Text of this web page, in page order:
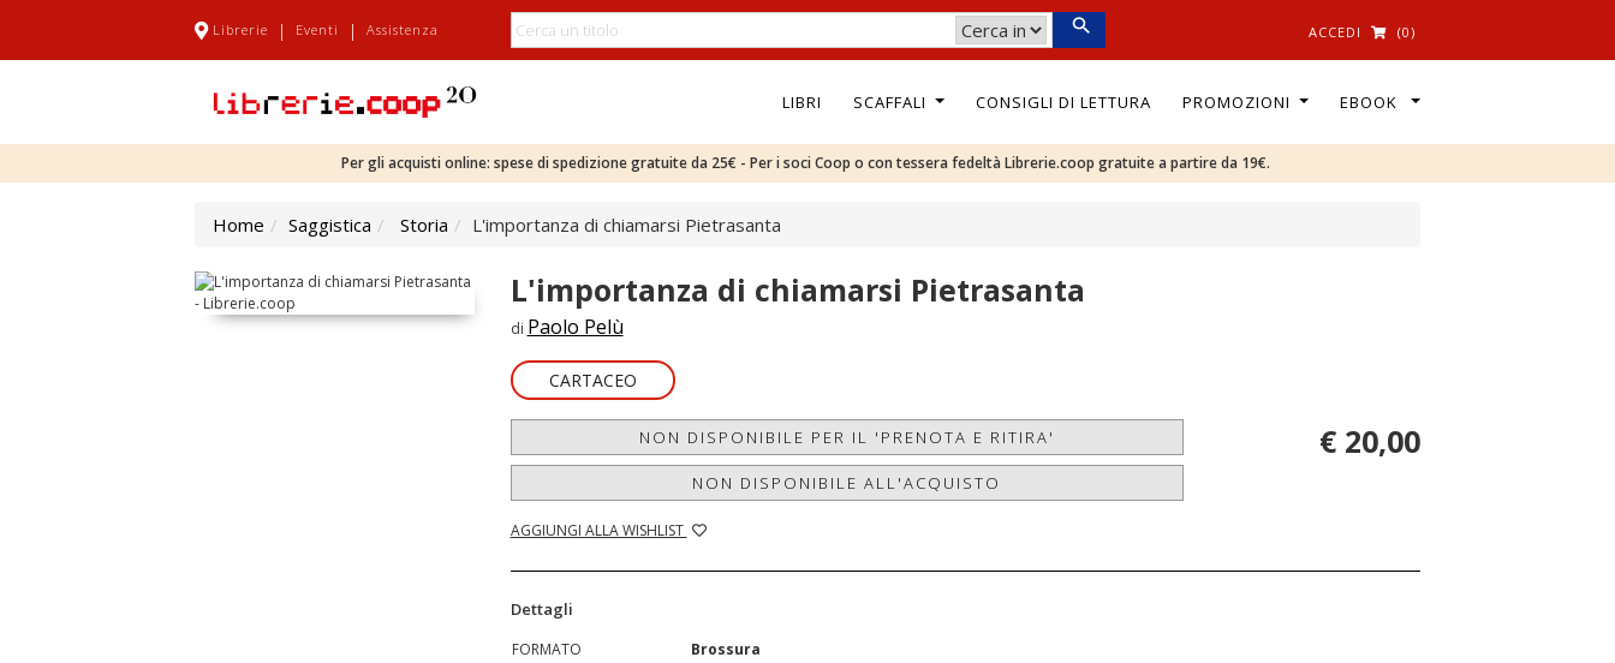
Librerie | Eventi | Assistenza ACCEDI (0)
LIBRI SCAFFALI CONSIGLI DI LETTURA PROMOZIONI EBOOK
Per gli acquisti online: spese di spedizione gratuite da 25€ - Per i soci Coop o con tessera fedeltà Librerie.coop gratuite a partire da 19€.
Home Saggistica Storia L'importanza di chiamarsi Pietrasanta
L'importanza di chiamarsi Pietrasanta
di Paolo Pelù
CARTACEO
NON DISPONIBILE PER IL 'PRENOTA E RITIRA'
NON DISPONIBILE ALL'ACQUISTO
AGGIUNGI ALLA WISHLIST
€ 20,00
Dettagli
FORMATO
Brossura